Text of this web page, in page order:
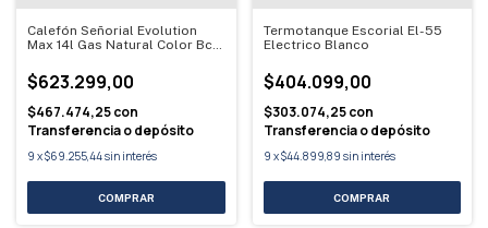
Calefón Señorial Evolution
Max 14l Gas Natural Color Bco
$623.299,00
$467.474,25con
Transferencia o depósito
9 x$69.255,44sin interés
Termotanque Escorial El-55
Electrico Blanco
$404.099,00
$303.074,25con
Transferencia o depósito
9 x$44.899,89 sin interés